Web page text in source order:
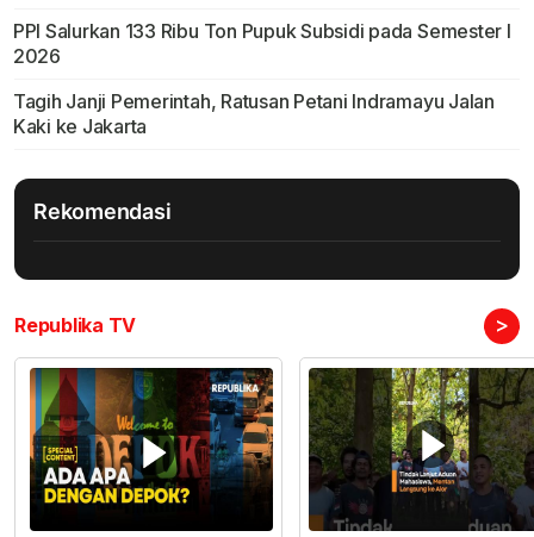
PPI Salurkan 133 Ribu Ton Pupuk Subsidi pada Semester I
2026
Tagih Janji Pemerintah, Ratusan Petani Indramayu Jalan
Kaki ke Jakarta
Rekomendasi
Republika TV >